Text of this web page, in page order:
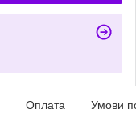
Оплата Умови